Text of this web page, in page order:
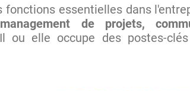
fonctions essentielles dans
management de projets,
ou elle occupe des postes-